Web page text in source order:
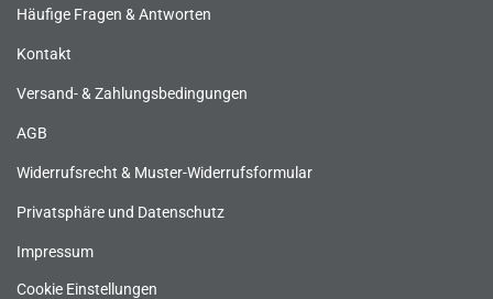
Häufige Fragen & Antworten
Kontakt
Versand- & Zahlungsbedingungen
AGB
Widerrufsrecht & Muster-Widerrufsformular
Privatsphäre und Datenschutz
Impressum
Cookie Einstellungen